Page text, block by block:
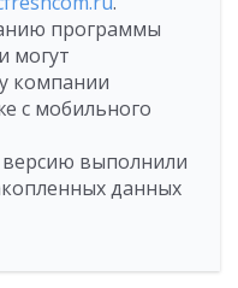
программы
могут
компании
с мобильного
выполнили
данных